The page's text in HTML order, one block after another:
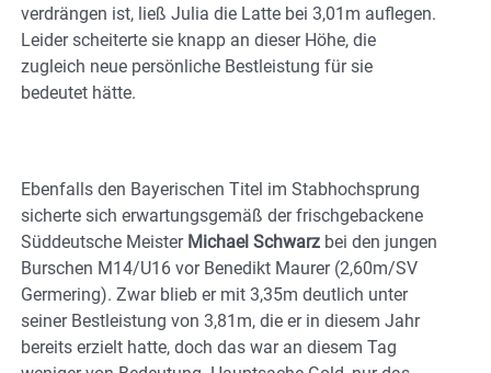
verdrängen ist, ließ Julia die Latte bei 3,01m auflegen.
Leider scheiterte sie knapp an dieser Höhe, die
zugleich neue persönliche Bestleistung für sie
bedeutet hätte.
Ebenfalls den Bayerischen Titel im Stabhochsprung
sicherte sich erwartungsgemäß der frischgebackene
Süddeutsche Meister Michael Schwarz bei den jungen
Burschen M14/U16 vor Benedikt Maurer (2,60m/SV
Germering). Zwar blieb er mit 3,35m deutlich unter
seiner Bestleistung von 3,81m, die er in diesem Jahr
bereits erzielt hatte, doch das war an diesem Tag